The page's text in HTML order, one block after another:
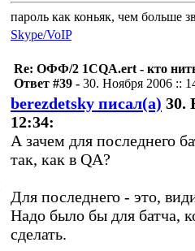
пароль как коньяк, чем больше
Skype/VoIP
Re: ОФФ/2 1CQA.ert - кто
Ответ #39 - 30. Ноября 2006 ::
berezdetsky писал(а) 30.
12:34:
А зачем для последнего
так, как в QA?
Для последнего - это,
Надо было бы для батча,
сделать.